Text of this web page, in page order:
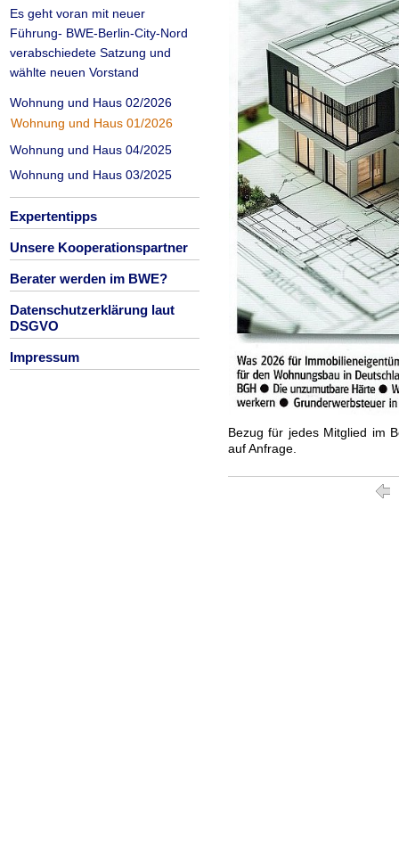
Es geht voran mit neuer
Führung- BWE-Berlin-City-Nord
verabschiedete Satzung und
wählte neuen Vorstand
Wohnung und Haus 02/2026
Wohnung und Haus 01/2026
Wohnung und Haus 04/2025
Wohnung und Haus 03/2025
Expertentipps
Unsere Kooperationspartner
Berater werden im BWE?
Datenschutzerklärung laut
DSGVO
Impressum
Bezug für jedes Mitglied im
auf Anfrage.